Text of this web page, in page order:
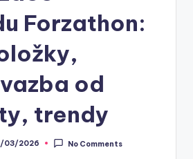
Forzathon:
od
trendy
03/2026 No Comments